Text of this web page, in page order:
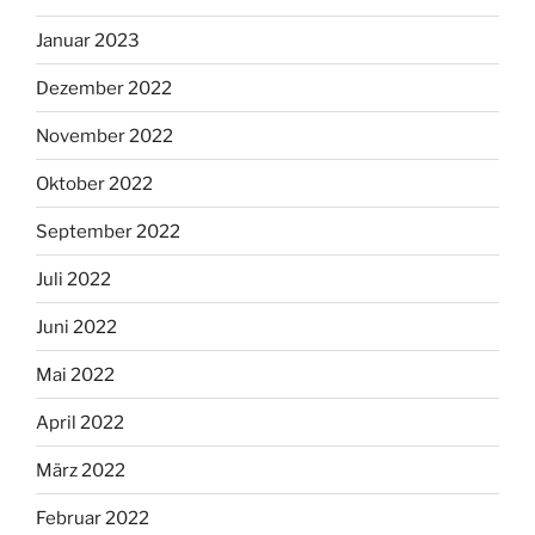
Januar 2023
Dezember 2022
November 2022
Oktober 2022
September 2022
Juli 2022
Juni 2022
Mai 2022
April 2022
März 2022
Februar 2022